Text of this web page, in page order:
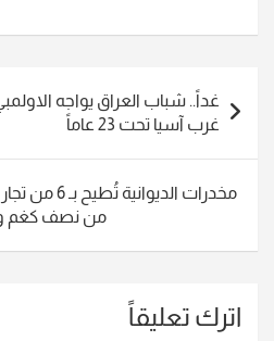
تصفّح
المقالات
غداً.. شباب العراق يواجه
غرب آسيا تحت 23 عاماً
مخدرات
من نصف كغم
اترك تعليقاً